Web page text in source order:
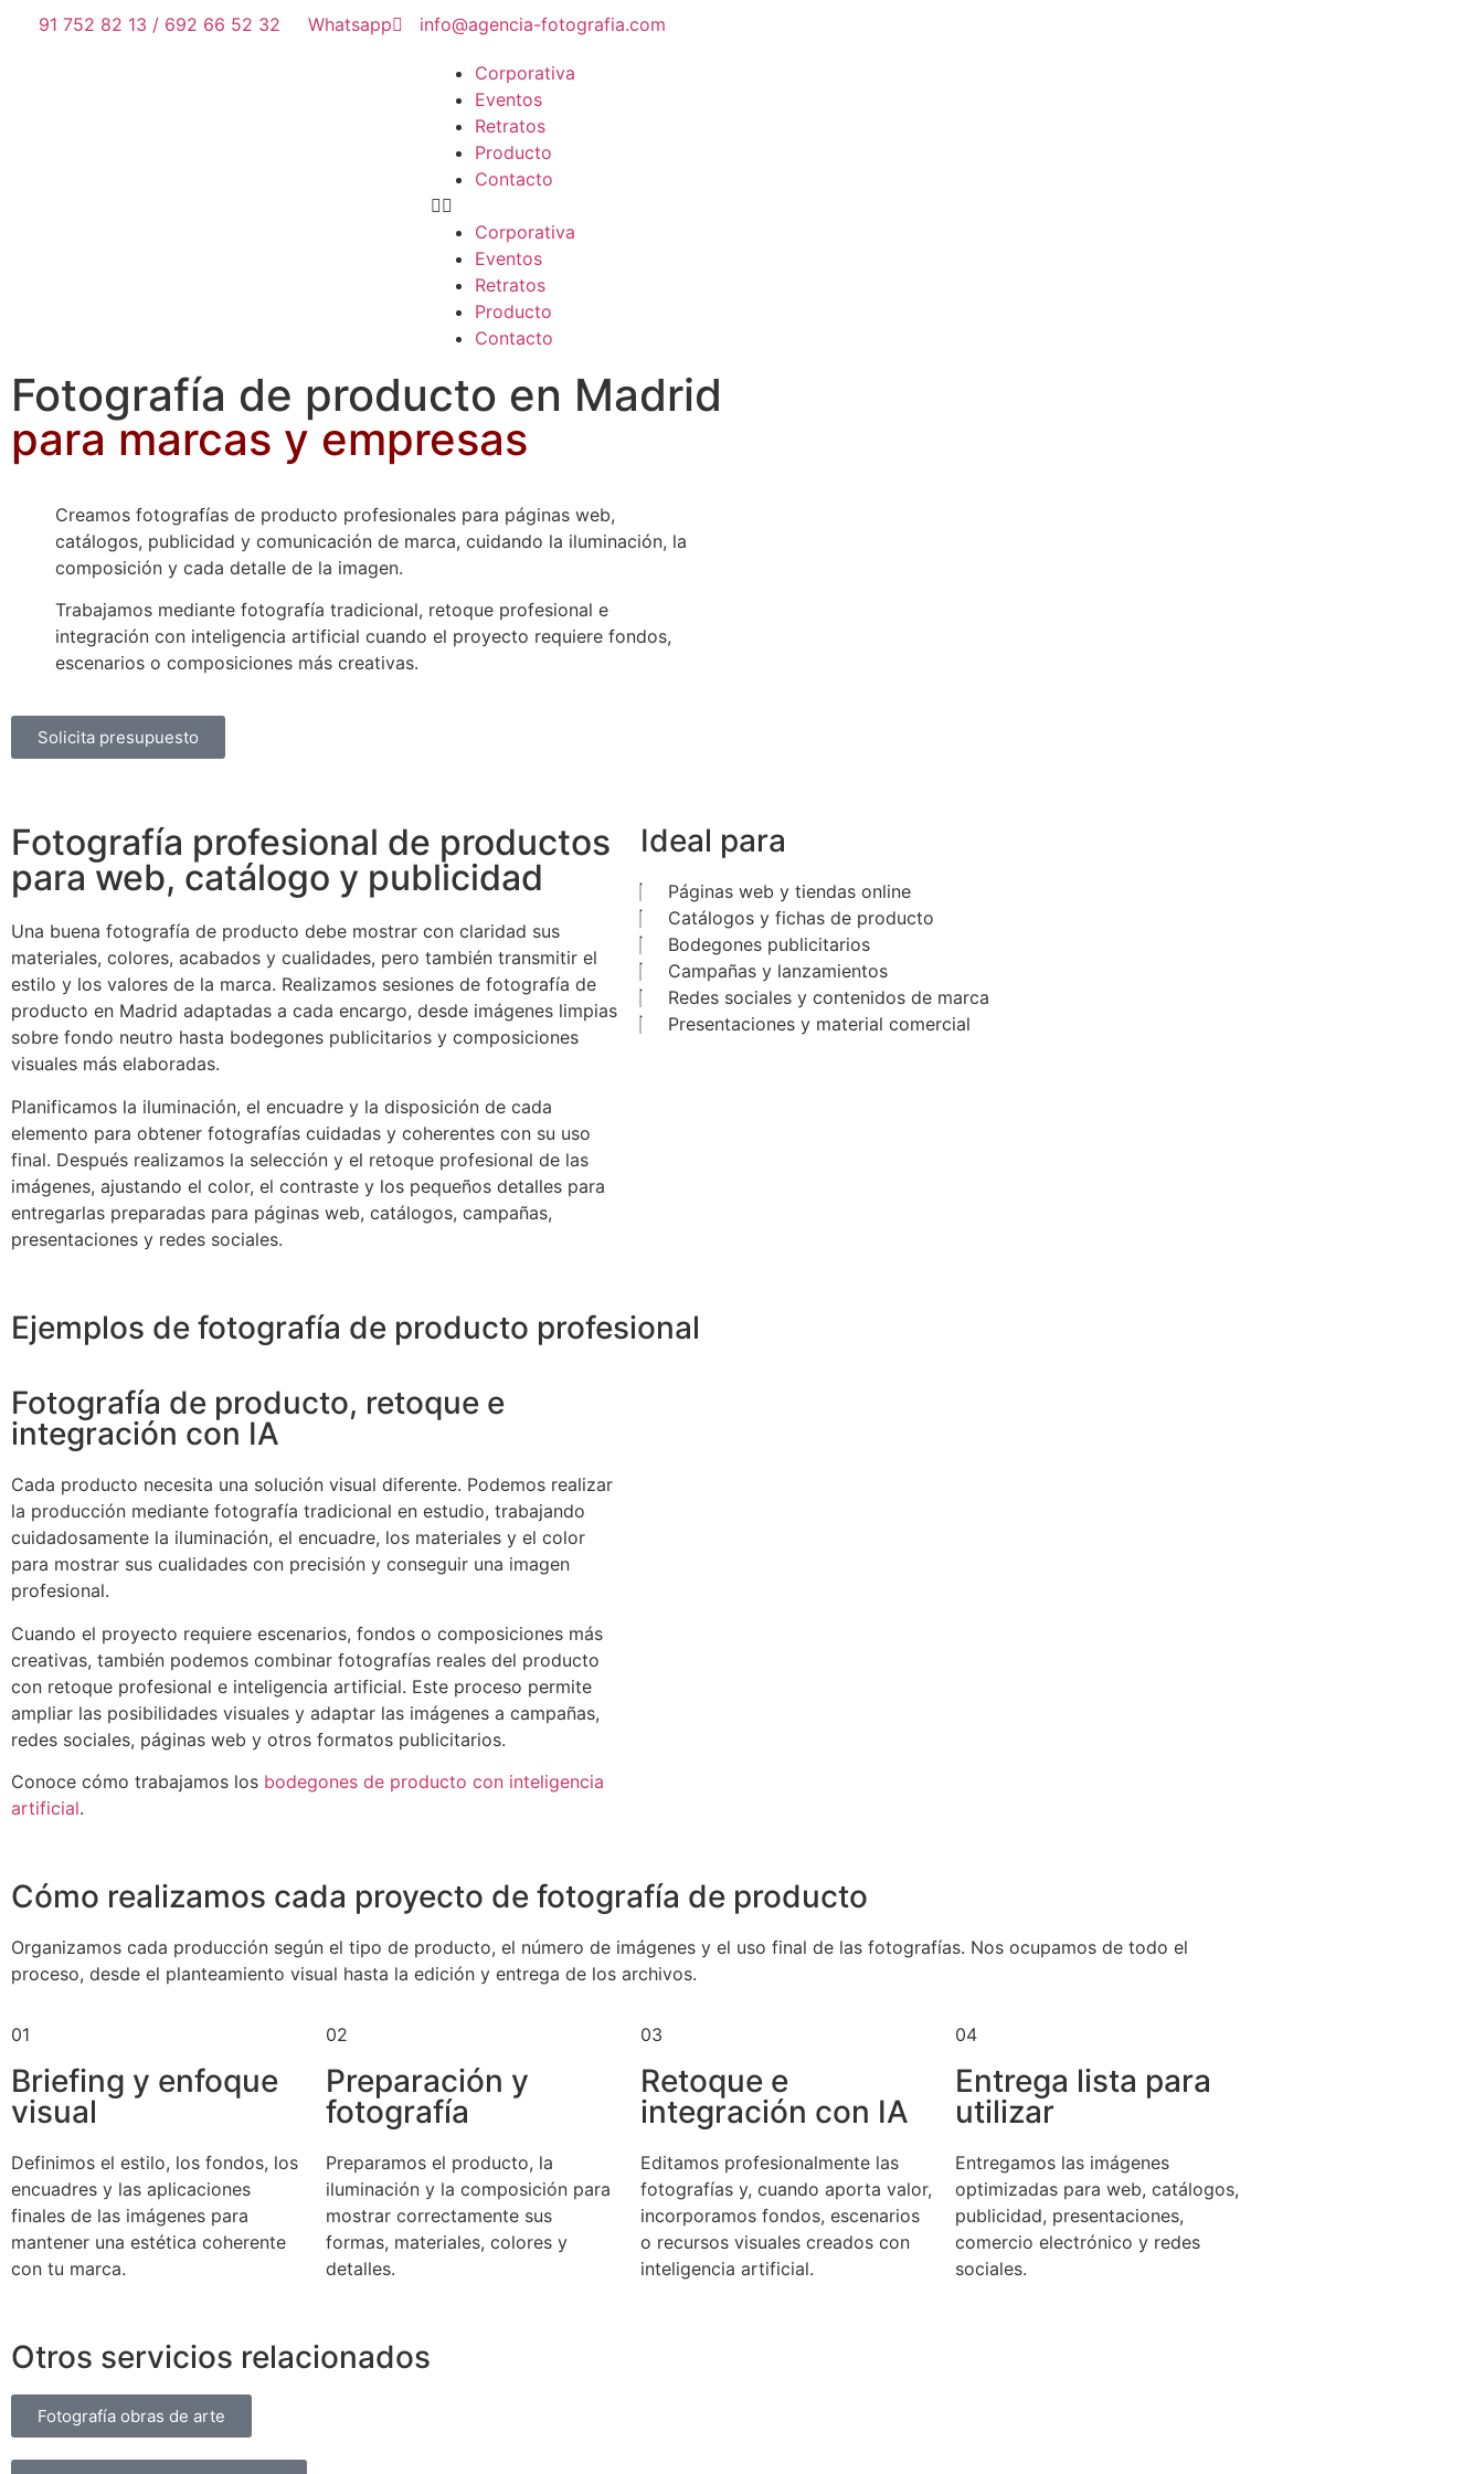
91 752 82 13 / 692 66 52 32 Whatsapp info@agencia-fotografia.com
Corporativa
Eventos
Retratos
Producto
Contacto
Corporativa
Eventos
Retratos
Producto
Contacto
Fotografía de producto en Madrid
para marcas y empresas
Creamos fotografías de producto profesionales para páginas web,
catálogos, publicidad y comunicación de marca, cuidando la iluminación, la
composición y cada detalle de la imagen.
Trabajamos mediante fotografía tradicional, retoque profesional e
integración con inteligencia artificial cuando el proyecto requiere fondos,
escenarios o composiciones más creativas.
Solicita presupuesto
Fotografía profesional de productos
para web, catálogo y publicidad
Una buena fotografía de producto debe mostrar con claridad sus
materiales, colores, acabados y cualidades, pero también transmitir el
estilo y los valores de la marca. Realizamos sesiones de fotografía de
producto en Madrid adaptadas a cada encargo, desde imágenes limpias
sobre fondo neutro hasta bodegones publicitarios y composiciones
visuales más elaboradas.
Planificamos la iluminación, el encuadre y la disposición de cada
elemento para obtener fotografías cuidadas y coherentes con su uso
final. Después realizamos la selección y el retoque profesional de las
imágenes, ajustando el color, el contraste y los pequeños detalles para
entregarlas preparadas para páginas web, catálogos, campañas,
presentaciones y redes sociales.
Ideal para
Páginas web y tiendas online
Catálogos y fichas de producto
Bodegones publicitarios
Campañas y lanzamientos
Redes sociales y contenidos de marca
Presentaciones y material comercial
Ejemplos de fotografía de producto profesional
Fotografía de producto, retoque e
integración con IA
Cada producto necesita una solución visual diferente. Podemos realizar
la producción mediante fotografía tradicional en estudio, trabajando
cuidadosamente la iluminación, el encuadre, los materiales y el color
para mostrar sus cualidades con precisión y conseguir una imagen
profesional.
Cuando el proyecto requiere escenarios, fondos o composiciones más
creativas, también podemos combinar fotografías reales del producto
con retoque profesional e inteligencia artificial. Este proceso permite
ampliar las posibilidades visuales y adaptar las imágenes a campañas,
redes sociales, páginas web y otros formatos publicitarios.
Conoce cómo trabajamos los bodegones de producto con inteligencia
artificial.
Cómo realizamos cada proyecto de fotografía de producto
Organizamos cada producción según el tipo de producto, el número de imágenes y el uso final de las fotografías. Nos ocupamos de todo el
proceso, desde el planteamiento visual hasta la edición y entrega de los archivos.
01
Briefing y enfoque
visual
Definimos el estilo, los fondos, los
encuadres y las aplicaciones
finales de las imágenes para
mantener una estética coherente
con tu marca.
02
Preparación y
fotografía
Preparamos el producto, la
iluminación y la composición para
mostrar correctamente sus
formas, materiales, colores y
detalles.
03
Retoque e
integración con IA
Editamos profesionalmente las
fotografías y, cuando aporta valor,
incorporamos fondos, escenarios
o recursos visuales creados con
inteligencia artificial.
04
Entrega lista para
utilizar
Entregamos las imágenes
optimizadas para web, catálogos,
publicidad, presentaciones,
comercio electrónico y redes
sociales.
Otros servicios relacionados
Fotografía obras de arte